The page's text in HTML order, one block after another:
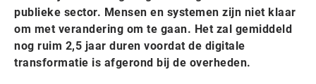
publieke sector. Mensen en systemen zijn niet klaar
om met verandering om te gaan. Het zal gemiddeld
nog ruim 2,5 jaar duren voordat de digitale
transformatie is afgerond bij de overheden.